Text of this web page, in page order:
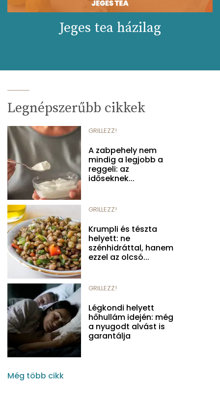
Jeges tea házilag
Legnépszerűbb cikkek
GRILLEZZ!
A zabpehely nem
mindig a legjobb a
reggeli: az
időseknek...
GRILLEZZ!
Krumpli és tészta
helyett: ne
szénhidráttal, hanem
ezzel az olcsó...
GRILLEZZ!
Légkondi helyett
hőhullám idején: még
a nyugodt alvást is
garantálja
Még több cikk